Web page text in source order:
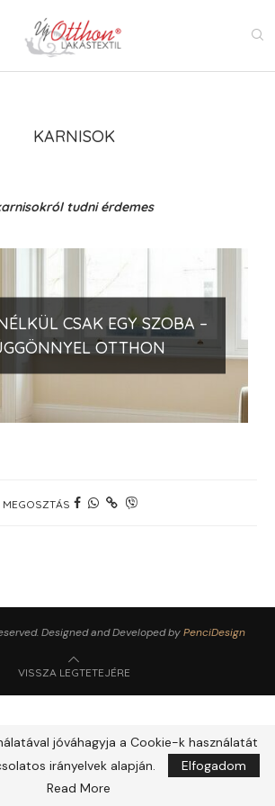
KARNISOK
tudni érdemes
CSAK EGY SZOBA –
OTTHON
MEGOSZTÁS
Designed and Developed byPenciDesign
VISSZA LEGTETEJÉRE
jóváhagyja a Cookie-k használatát
irányelvek alapján.
Elfogadom
Read More